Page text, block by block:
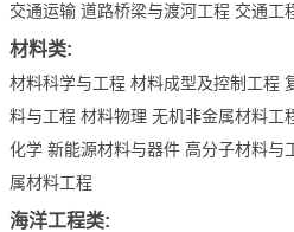
交通运输 道路桥梁与渡河工程 交通工
材料类:
材料科学与工程 材料成型及控制工程
料与工程 材料物理 无机非金属材料工
化学 新能源材料与器件 高分子材料与
属材料工程
海洋工程类: